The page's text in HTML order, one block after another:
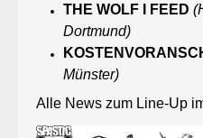
THE WOLF I FEED
Dortmund)
Münster)
Alle News zum Line-Up